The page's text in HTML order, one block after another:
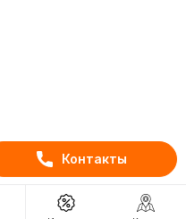
Контакты